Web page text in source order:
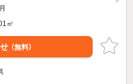
㎡
（無料）